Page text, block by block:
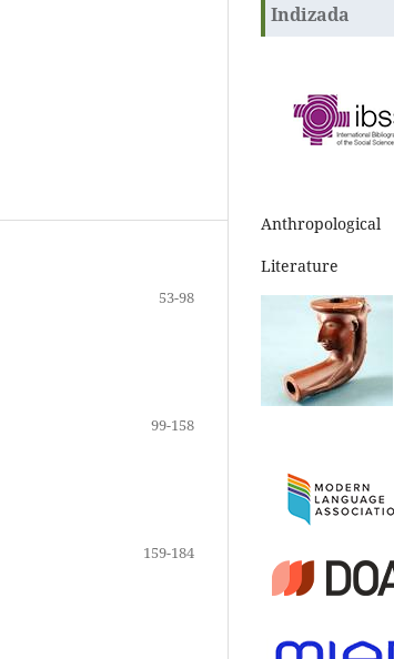
53-98
99-158
159-184
Indizada
Anthropological
Literature